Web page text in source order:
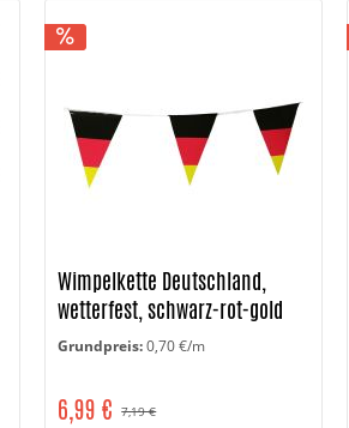
Wimpelkette Deutschland,
wetterfest, schwarz-rot-gold
Grundpreis:0,70 €/m
7,19 €
6,99 €